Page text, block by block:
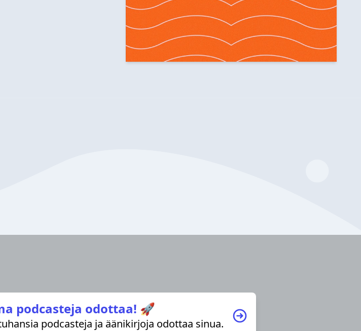
podcasteja odottaa! 🚀
podcasteja ja äänikirjoja odottaa sinua.